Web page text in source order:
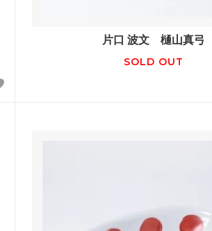
片口 波文 樋山真弓
SOLD OUT